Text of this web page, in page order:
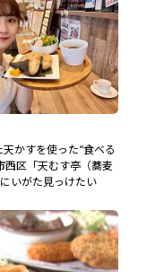
かすを使った“食べる
西区「天むす亭（蕎麦
いがた見っけたい